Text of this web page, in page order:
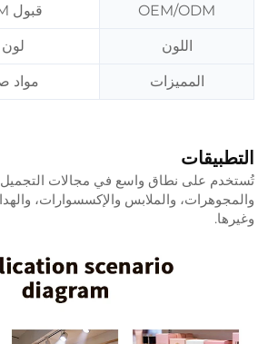
OEM/ODM قبول ODM OEM
اللون
المميزات مواد
التطبيقات
تُستخدم على نطاق واسع في مجالات التجميل
والمجوهرات، والملابس والإكسسوارات،
وغيرها.